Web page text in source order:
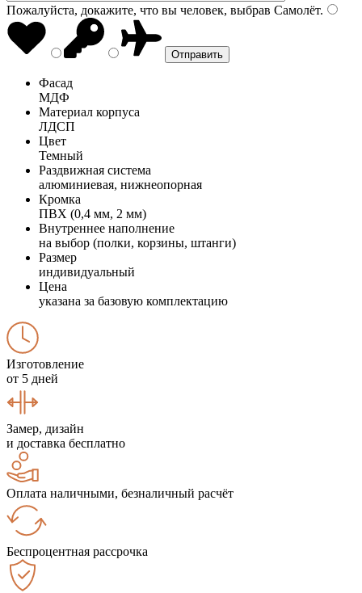
Пожалуйста, докажите, что вы человек, выбрав Самолёт.
Фасад
МДФ
Материал корпуса
ЛДСП
Цвет
Темный
Раздвижная система
алюминиевая, нижнеопорная
Кромка
ПВХ (0,4 мм, 2 мм)
Внутреннее наполнение
на выбор (полки, корзины, штанги)
Размер
индивидуальный
Цена
указана за базовую комплектацию
Изготовление
от 5 дней
Замер, дизайн
и доставка бесплатно
Оплата наличными, безналичный расчёт
Беспроцентная рассрочка